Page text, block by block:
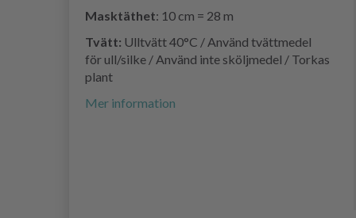
Masktäthet: 10 cm = 28 m
Tvätt: Ulltvätt 40°C / Använd tvättmedel
för ull/silke / Använd inte sköljmedel / Torkas
plant
Mer information